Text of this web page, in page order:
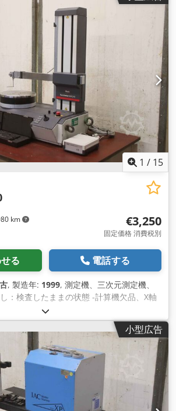
測定機で分解され、デモ用に準備されて
再組み立て。 配送：元在庫-利用可能な
: 厳密にネット - 請求書の受領後。
1 / 15
km €3,250
固定価格 消費税別
る 電話する
, 製造年: 1999, 測定機、三次元測定機、
：検査したままの状態 -計算機欠品、X軸
イド不良） -メーカー：Mahr、フォームテ
40 -測定高さ：490 mm en: 写真参照 -付
用付属品/技術資料、写真参照 Cedpfx
： 700/450/H900 mm -総重量： 218 kg
小型広告